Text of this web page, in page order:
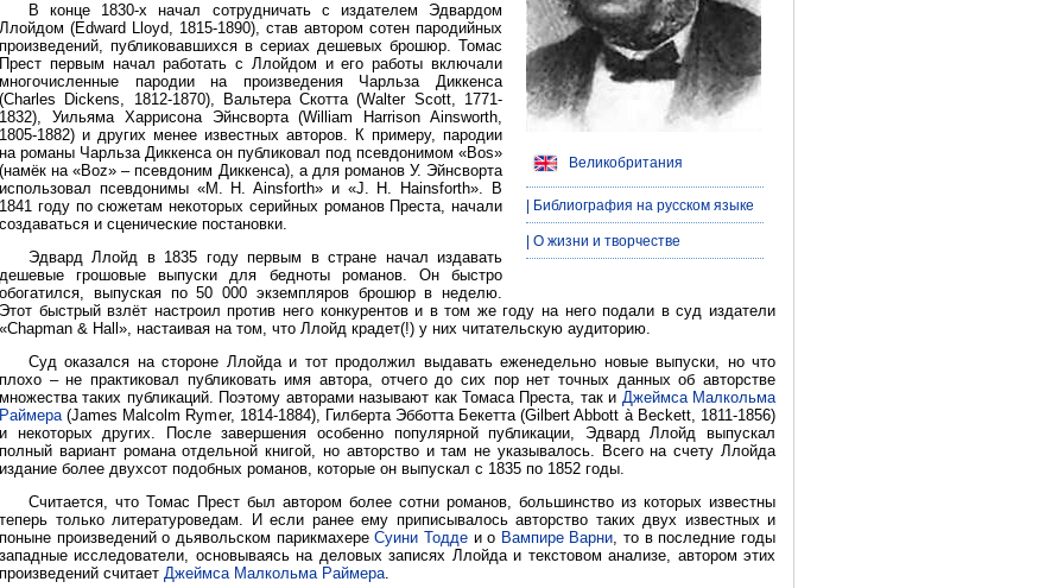
Великобритания
| Библиография на русском языке
| О жизни и творчестве
В конце 1830-х начал сотрудничать с издателем Эдвардом
Ллойдом (Edward Lloyd, 1815-1890), став автором сотен пародийных
произведений, публиковавшихся в сериах дешевых брошюр. Томас
Прест первым начал работать с Ллойдом и его работы включали
многочисленные пародии на произведения Чарльза Диккенса
(Charles Dickens, 1812-1870), Вальтера Скотта (Walter Scott, 1771-
1832), Уильяма Харрисона Эйнсворта (William Harrison Ainsworth,
1805-1882) и других менее известных авторов. К примеру, пародии
на романы Чарльза Диккенса он публиковал под псевдонимом «Bos»
(намёк на «Boz» – псевдоним Диккенса), а для романов У. Эйнсворта
использовал псевдонимы «M. H. Ainsforth» и «J. H. Hainsforth». В
1841 году по сюжетам некоторых серийных романов Преста, начали
создаваться и сценические постановки.
Эдвард Ллойд в 1835 году первым в стране начал издавать
дешевые грошовые выпуски для бедноты романов. Он быстро
обогатился, выпуская по 50 000 экземпляров брошюр в неделю.
Этот быстрый взлёт настроил против него конкурентов и в том же году на него подали в суд издатели
«Chapman & Hall», настаивая на том, что Ллойд крадет(!) у них читательскую аудиторию.
Суд оказался на стороне Ллойда и тот продолжил выдавать еженедельно новые выпуски, но что
плохо – не практиковал публиковать имя автора, отчего до сих пор нет точных данных об авторстве
множества таких публикаций. Поэтому авторами называют как Томаса Преста, так и Джеймса Малкольма
Раймера(James Malcolm Rymer, 1814-1884), Гилберта Эбботта Бекетта (Gilbert Abbott à Beckett, 1811-1856)
и некоторых других. После завершения особенно популярной публикации, Эдвард Ллойд выпускал
полный вариант романа отдельной книгой, но авторство и там не указывалось. Всего на счету Ллойда
издание более двухсот подобных романов, которые он выпускал с 1835 по 1852 годы.
Считается, что Томас Прест был автором более сотни романов, большинство из которых известны
теперь только литературоведам. И если ранее ему приписывалось авторство таких двух известных и
поныне произведений о дьявольском парикмахереСуини Тоддеи о Вампире Варни, то в последние годы
западные исследователи, основываясь на деловых записях Ллойда и текстовом анализе, автором этих
произведений считает Джеймса Малкольма Раймера.